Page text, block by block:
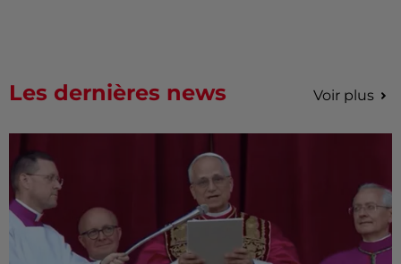
Les dernières news Voir plus